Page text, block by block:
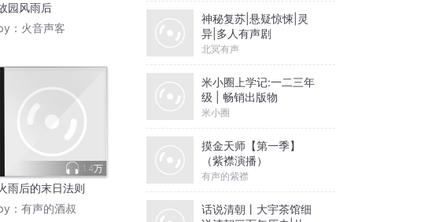
园风雨后
： 火音声客
1.4万
雨后的末日法则
： 有声的酒叔
神秘复苏|悬疑惊悚|灵
异|多人有声剧
北冥有声
米小圈上学记:一二三年
级 | 畅销出版物
米小圈
摸金天师【第一季】
（紫襟演播）
有声的紫襟
话说清朝丨大宇茶馆细